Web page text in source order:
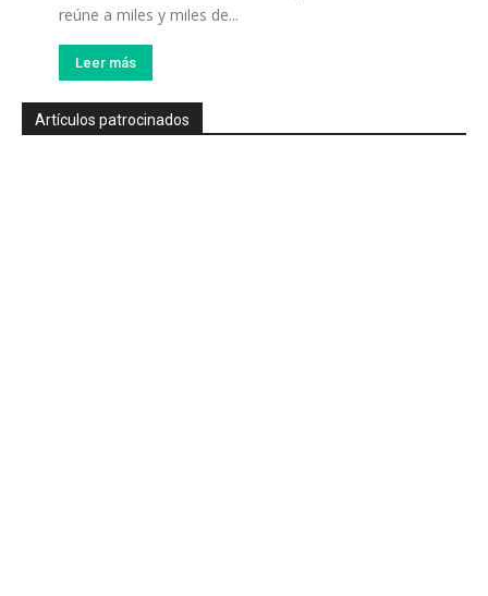
reúne a miles y miles de...
Leer más
Artículos patrocinados